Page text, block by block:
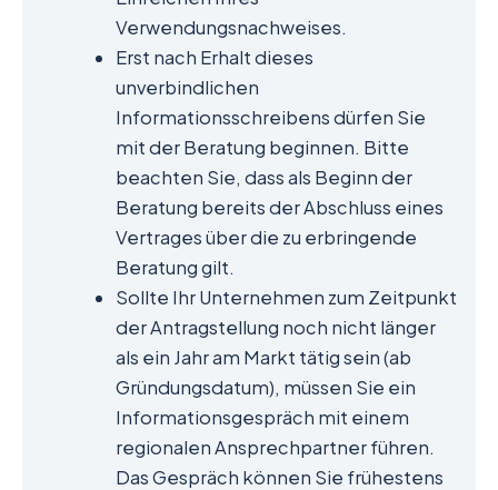
Verwendungsnachweises.
Erst nach Erhalt dieses
unverbindlichen
Informationsschreibens dürfen Sie
mit der Beratung beginnen. Bitte
beachten Sie, dass als Beginn der
Beratung bereits der Abschluss eines
Vertrages über die zu erbringende
Beratung gilt.
Sollte Ihr Unternehmen zum Zeitpunkt
der Antragstellung noch nicht länger
als ein Jahr am Markt tätig sein (ab
Gründungsdatum), müssen Sie ein
Informationsgespräch mit einem
regionalen Ansprechpartner führen.
Das Gespräch können Sie frühestens